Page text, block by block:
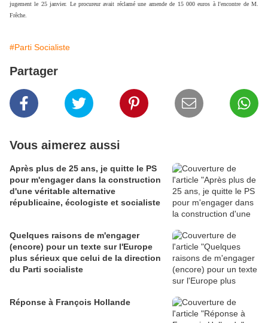
jugement le 25 janvier. Le procureur avait réclamé une amende de 15 000 euros à l'encontre de M.
Frêche.
#Parti Socialiste
Partager
Vous aimerez aussi
Après plus de 25 ans, je quitte le PS
pour m'engager dans la construction
d'une véritable alternative
républicaine, écologiste et socialiste
Quelques raisons de m'engager
(encore) pour un texte sur l'Europe
plus sérieux que celui de la direction
du Parti socialiste
Réponse à François Hollande